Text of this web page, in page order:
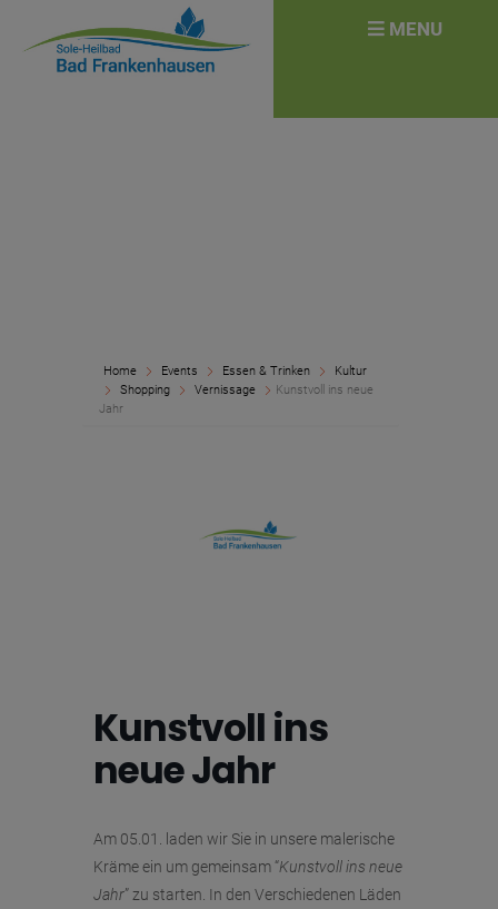
Home Events Essen & Trinken
Kultur
Shopping
Vernissage
Kunstvoll ins neue
Jahr
Kunstvoll ins
neue Jahr
Am 05.01. laden wir Sie in unsere malerische
Kräme ein um gemeinsam “Kunstvoll ins neue
Jahr” zu starten. In den Verschiedenen Läden
for: